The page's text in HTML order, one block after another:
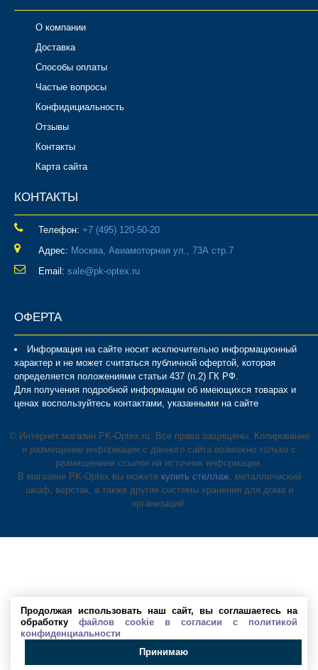
О компании
Доставка
Способы оплаты
Частые вопросы
Конфидициальность
Отзывы
Контакты
Карта сайта
КОНТАКТЫ
Телефон: ‎+7 (495) 120-50-20
Адрес: Москва, Авиамоторная ул., 73А стр.7
Email: sale@pk-optex.ru
ОФЕРТА
Информация на сайте носит исключительно информационный
характер и не может считаться публичной офертой, которая
определяется положениями статьи 437 (п.2) ГК РФ.
Для получения подробной информации об имеющихся товарах и
ценах воспользуйтесь контактами, указанными на сайте
© Интернет магазин PK-Optex.ru. Все права защищены. Копирование
и размещение информации с данного сайта возможно только с
размещением ссылки на источник информации.
В магазине PK-Optex вы можете купить стеллаж, металлический
шкаф, верстак, а также другие системы хранения для дома и
организаций.
Продолжая использовать наш сайт, вы соглашаетесь на
обработку файлов cookie в согласии с политикой
конфиденциальности
Принимаю